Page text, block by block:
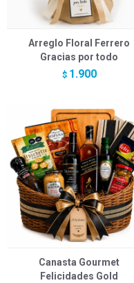
Arreglo Floral Ferrero
Gracias por todo
$ 1.900
Canasta Gourmet
Felicidades Gold